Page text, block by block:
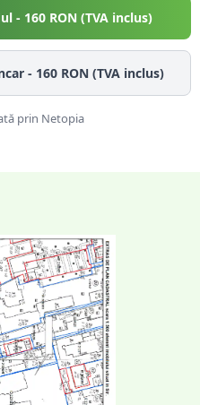
- 160RON (TVA inclus)
- 160RON (TVA inclus)
prin Netopia